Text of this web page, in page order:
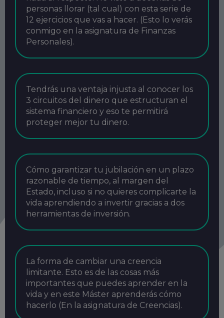
personas llorar (tal cual) con esta serie de
12 ejercicios que vas a hacer. (Esto lo verás
conmigo en la asignatura de Finanzas
Personales).
Tendrás una ventaja injusta al conocer los
3 circuitos del dinero que estructuran el
sistema financiero y eso te permitirá
proteger mejor tu dinero.
Cómo garantizar tu jubilación en un plazo
razonable de tiempo, al margen del
Estado, incluso si no quieres complicarte la
vida aprendiendo a invertir gracias a dos
herramientas de inversión.
La forma de cambiar una creencia
limitante. Esto es de las cosas más
importantes que puedes aprender en la
vida y en este Máster aprenderás cómo
hacerlo (En la asignatura de Creencias).